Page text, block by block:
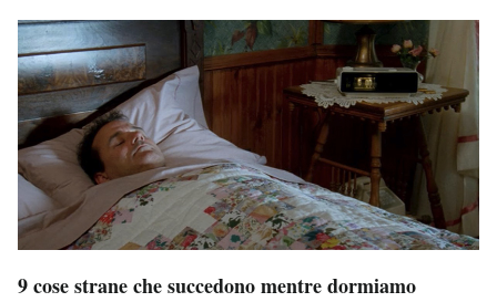
9 cose strane che succedono mentre dormiamo